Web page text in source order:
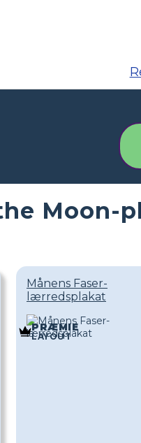
Moon-
Månens Faser-
lærredsplakat
PRÆMIE
LAYOUT